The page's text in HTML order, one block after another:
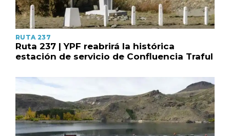
RUTA 237
Ruta 237 | YPF reabrirá la histórica
estación de servicio de Confluencia Traful